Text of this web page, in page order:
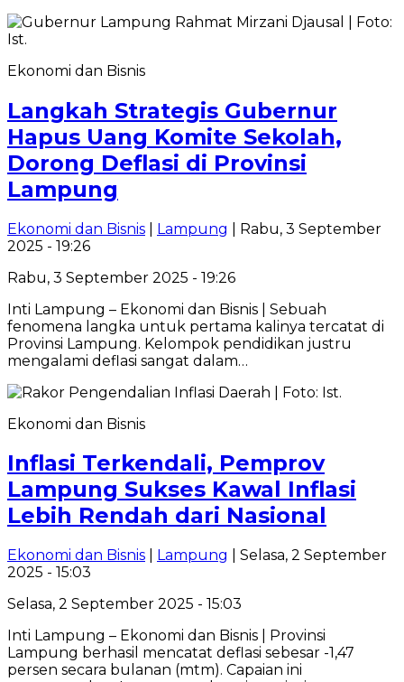
Ekonomi dan Bisnis
Langkah Strategis Gubernur
Hapus Uang Komite Sekolah,
Dorong Deflasi di Provinsi
Lampung
Ekonomi dan Bisnis Lampung
| Rabu, 3 September
2025 - 19:26
Rabu, 3 September 2025 - 19:26
Inti Lampung – Ekonomi dan Bisnis | Sebuah
fenomena langka untuk pertama kalinya tercatat di
Provinsi Lampung. Kelompok pendidikan justru
mengalami deflasi sangat dalam…
Ekonomi dan Bisnis
Inflasi Terkendali, ‎Pemprov
Lampung Sukses Kawal Inflasi
Lebih Rendah dari Nasional
Ekonomi dan Bisnis Lampung
| Selasa, 2 September
2025 - 15:03
Selasa, 2 September 2025 - 15:03
Inti Lampung – Ekonomi dan Bisnis | Provinsi
Lampung berhasil mencatat deflasi sebesar -1,47
persen secara bulanan (mtm). Capaian ini